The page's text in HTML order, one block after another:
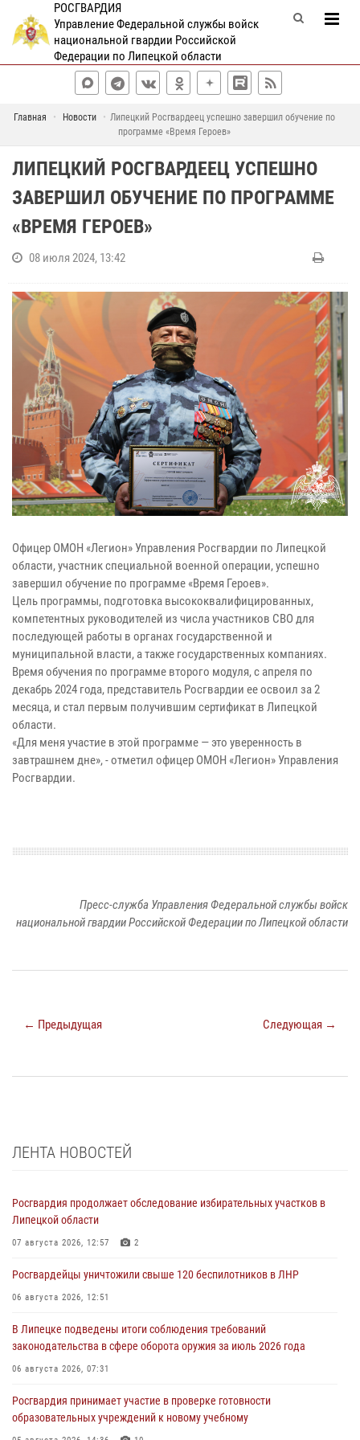
РОСГВАРДИЯ
Управление Федеральной службы войск
национальной гвардии Российской
Федерации по Липецкой области
Главная Новости
Липецкий Росгвардеец успешно завершил обучение по
программе «Время Героев»
ЛИПЕЦКИЙ РОСГВАРДЕЕЦ УСПЕШНО
ЗАВЕРШИЛ ОБУЧЕНИЕ ПО ПРОГРАММЕ
«ВРЕМЯ ГЕРОЕВ»
08 июля 2024, 13:42
Офицер ОМОН «Легион» Управления Росгвардии по Липецкой
области, участник специальной военной операции, успешно
завершил обучение по программе «Время Героев».
Цель программы, подготовка высококвалифицированных,
компетентных руководителей из числа участников СВО для
последующей работы в органах государственной и
муниципальной власти, а также государственных компаниях.
Время обучения по программе второго модуля, с апреля по
декабрь 2024 года, представитель Росгвардии ее освоил за 2
месяца, и стал первым получившим сертификат в Липецкой
области.
«Для меня участие в этой программе — это уверенность в
завтрашнем дне», - отметил офицер ОМОН «Легион» Управления
Росгвардии.
Пресс-служба Управления Федеральной службы войск
национальной гвардии Российской Федерации по Липецкой области
← Предыдущая Следующая →
ЛЕНТА НОВОСТЕЙ
Росгвардия продолжает обследование избирательных участков в
Липецкой области
07 августа 2026, 12:57 2
Росгвардейцы уничтожили свыше 120 беспилотников в ЛНР
06 августа 2026, 12:51
В Липецке подведены итоги соблюдения требований
законодательства в сфере оборота оружия за июль 2026 года
06 августа 2026, 07:31
Росгвардия принимает участие в проверке готовности
образовательных учреждений к новому учебному